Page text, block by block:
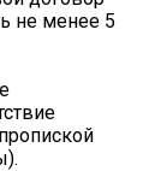
не менее 5